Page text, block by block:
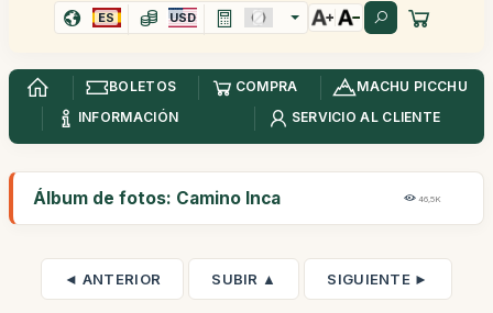
ES USD
BOLETOS COMPRA
MACHU PICCHU
INFORMACIÓN
SERVICIO AL CLIENTE
Álbum de fotos: Camino Inca 46,5K
◄ ANTERIOR SUBIR ▲ SIGUIENTE ►